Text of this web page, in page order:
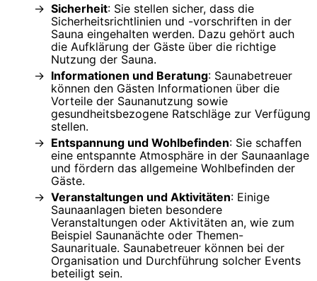
Sicherheit: Sie stellen sicher, dass die
Sicherheitsrichtlinien und -vorschriften in der
Sauna eingehalten werden. Dazu gehört auch
die Aufklärung der Gäste über die richtige
Nutzung der Sauna.
Informationen und Beratung: Saunabetreuer
können den Gästen Informationen über die
Vorteile der Saunanutzung sowie
gesundheitsbezogene Ratschläge zur Verfügung
stellen.
Entspannung und Wohlbefinden: Sie schaffen
eine entspannte Atmosphäre in der Saunaanlage
und fördern das allgemeine Wohlbefinden der
Gäste.
Veranstaltungen und Aktivitäten: Einige
Saunaanlagen bieten besondere
Veranstaltungen oder Aktivitäten an, wie zum
Beispiel Saunanächte oder Themen-
Saunarituale. Saunabetreuer können bei der
Organisation und Durchführung solcher Events
beteiligt sein.